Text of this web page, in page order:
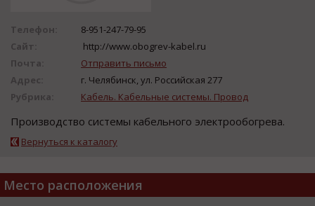
Телефон:
8-951-247-79-95
Сайт:
http://www.obogrev-kabel.ru
Почта:
Отправить письмо
Адрес:
г. Челябинск, ул. Российская 277
Рубрика:
Кабель. Кабельные системы. Провод
Производство системы кабельного электрообогрева.
Вернуться к каталогу
Место расположения